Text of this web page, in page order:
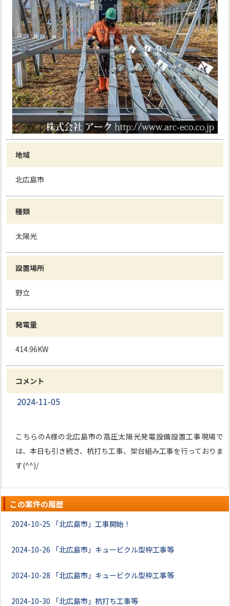
地域
北広島市
種類
太陽光
設置場所
野立
発電量
414.96KW
コメント
2024-11-05
こちらのA様の北広島市の高圧太陽光発電設備設置工事現場で
は、本日も引き続き、杭打ち工事、架台組み工事を行っておりま
す(^^)/
この案件の履歴
2024-10-25 「北広島市」工事開始！
2024-10-26 「北広島市」キュービクル型枠工事等
2024-10-28 「北広島市」キュービクル型枠工事等
2024-10-30 「北広島市」杭打ち工事等